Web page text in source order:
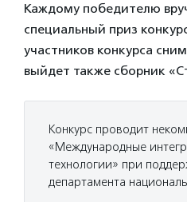
Каждому победителю
специальный приз
участников конкурса
выйдет также сборник
Конкурс проводит
«Международные
технологии» при
департамента